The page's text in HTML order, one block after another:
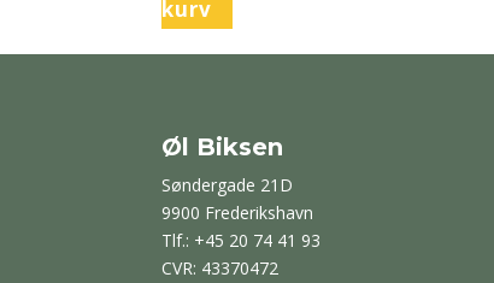
kurv
Øl Biksen
Søndergade 21D
9900 Frederikshavn
Tlf.: +45 20 74 41 93
CVR: 43370472